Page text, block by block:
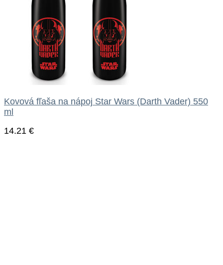
Kovová fľaša na nápoj Star Wars (Darth Vader) 550
ml
14.21 €